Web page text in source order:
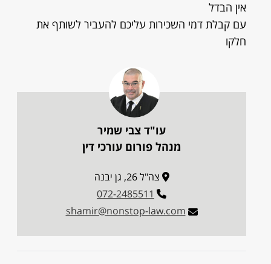
אין הבדל
עם קבלת דמי השכירות עליכם להעביר לשותף את
חלקו
עו"ד צבי שמיר
מנהל פורום עורכי דין
צה"ל 26, גן יבנה
072-2485511
shamir@nonstop-law.com